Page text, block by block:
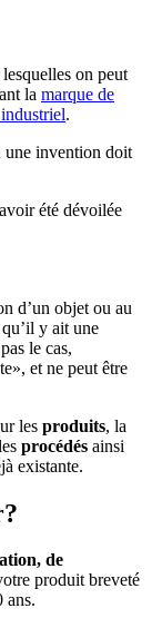
on peut
la marque de
.
une invention doit
été dévoilée
d’un objet ou au
y ait une
le cas,
et ne peut être
les produits, la
procédés ainsi
existante.
de
produit breveté
ans.